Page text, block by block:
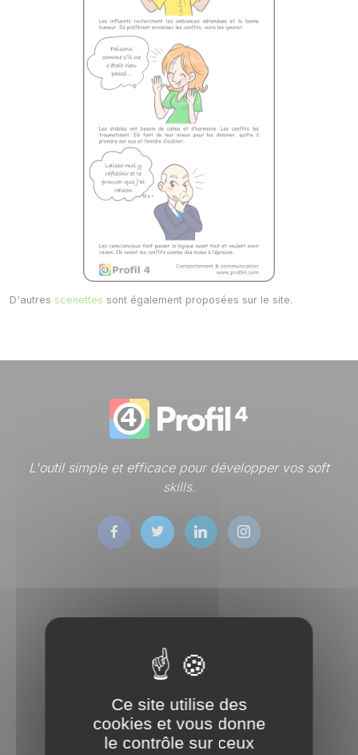
D'autres scenettes sont également proposées sur le site.
L'outil simple et efficace pour développer vos soft
skills.
Boutique
Tableau de bord
Test gratuit
Ce site utilise des
cookies et vous donne
le contrôle sur ceux